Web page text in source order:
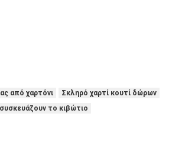
από χαρτόνι
Σκληρό χαρτί κουτί δώρων
το κιβώτιο